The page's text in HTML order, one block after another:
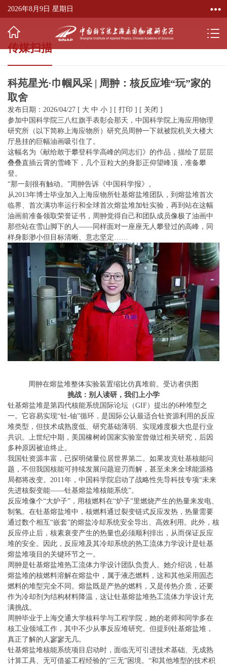
2026年8月9日 星期日
传媒扫描
科苑星光·巾帼风采 | 周翀：核反应堆“玩”家的
取舍
发布日期：2026/04/27 [ 大 中 小 ] [ 打印 ] [ 关闭 ]
参加中国科学院三八红旗手表彰会那天，中国科学院上海应用物理
研究所（以下简称上海应物所）研究员周翀一下就被院机关大楼大
厅悬挂的巨幅油画吸引住了。
这幅名为《献给敢于攀登科学高峰的同志们》的作品，描绘了层层
叠叠直插云霄的雪峰下，几个豆粒大的身影正仰望峰顶，准备攀
登。
“那一刻很有触动。”周翀告诉《中国科学报》。
从2013年博士毕业加入上海应物所钍基熔盐堆团队，到熔盐堆首次
临界、首次满功率运行和全球首次熔盐堆加钍实验，再到站在这幅
油画前准备领取荣誉证书，周翀觉得自己和团队成员像极了油画中
那些站在雪山脚下的人——同样面对一座座无人攀登过的高峰，同
样身影渺小但目标清晰、意志坚定……
周翀在熔盐堆整体实验装置缩比仿真堆前。受访者供图
挑战：别人读研，我们上小学
钍基熔盐堆是第四代核能系统国际论坛（GIF）提出的6种堆型之
一。它容易实现“钍-铀”循环，是国际公认最适合钍资源利用的反应
堆类型，但技术成熟度低、研究基础薄弱、实现难度极大也是行业
共识。上世纪中期，美国橡树岭国家实验室曾做过相关研究，后因
多种原因被迫终止。
我国钍资源丰富，已探明储量位居世界第二。如果攻克钍基核能问
题，不但我国核能可持续发展问题迎刃而解，甚至未来全球能源格
局都将改变。2011年，中国科学院启动了战略性先导科技专项“未来
先进核裂变能——钍基熔盐堆核能系统”。
反应堆像个“大炉子”，用核燃料在“炉子”里燃烧产生的热量来发电、
制氢。在钍基熔盐堆中，核燃料通过裂变链式反应发热，热量需要
通过数个相互“嵌套”的熔盐冷却系统安全导出、高效利用。此外，核
反应停止后，核素衰变产生的热量也必须顺利排出，从而保证反应
堆的安全。因此，反应堆及其冷却系统的热工流体力学设计是钍基
熔盐堆项目的关键环节之一。
周翀是钍基熔盐堆热工流体力学设计团队负责人。她介绍说，钍基
熔盐堆的核燃料溶解在熔盐中，属于液态燃料，这和其他采用固态
燃料的堆型完全不同。熔盐既是产热的燃料，又是传热介质，还要
作为冷却剂为结构材料降温，这让钍基熔盐堆热工流体力学设计充
满挑战。
周翀毕业于上海交通大学核科学与工程学院，她的老师和同学多在
核工业领域工作，其中不少从事反应堆研究。但提到钍基熔盐堆，
真正了解的人寥寥无几。
钍基熔盐堆核能系统项目启动时，面临无可引进技术基础、无成熟
计算工具、无可借鉴工程经验的“三无”困境。“和其他堆型的技术积